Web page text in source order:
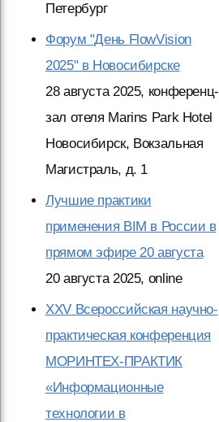
Петербург
Форум "День FlowVision
2025" в Новосибирске
28 августа 2025, конференц-
зал отеля Marins Park Hotel
Новосибирск, Вокзальная
Магистраль, д. 1
Лучшие практики
применения BIM в России в
прямом эфире 20 августа
20 августа 2025, online
XXV Всероссийская научно-
практическая конференция
МОРИНТЕХ-ПРАКТИК
«Информационные
технологии в